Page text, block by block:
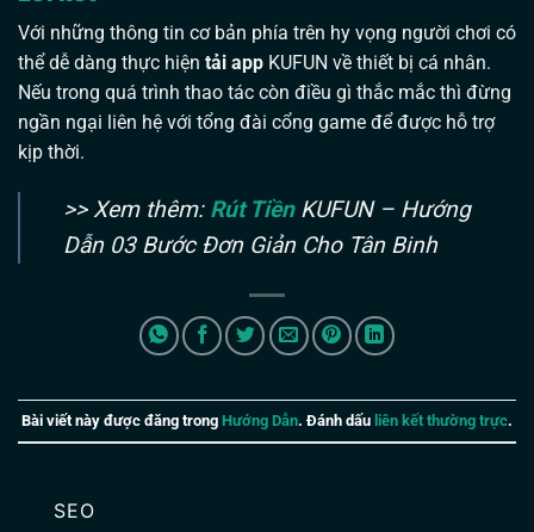
Với những thông tin cơ bản phía trên hy vọng người chơi có
thể dễ dàng thực hiện tải app KUFUN về thiết bị cá nhân.
Nếu trong quá trình thao tác còn điều gì thắc mắc thì đừng
ngần ngại liên hệ với tổng đài cổng game để được hỗ trợ
kịp thời.
>> Xem thêm: Rút TiềnKUFUN – Hướng
Dẫn 03 Bước Đơn Giản Cho Tân Binh
Bài viết này được đăng trong Hướng Dẫn. Đánh dấu liên kết thường trực.
SEO